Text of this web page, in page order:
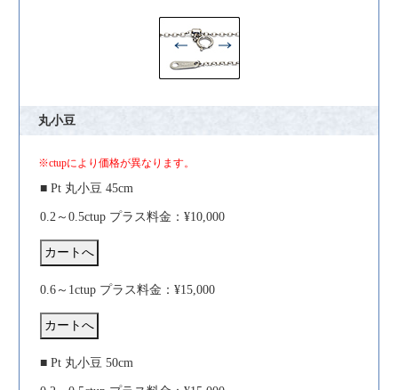
丸小豆
※ctupにより価格が異なります。
■ Pt 丸小豆 45cm
0.2～0.5ctup プラス料金：¥10,000
0.6～1ctup プラス料金：¥15,000
■ Pt 丸小豆 50cm